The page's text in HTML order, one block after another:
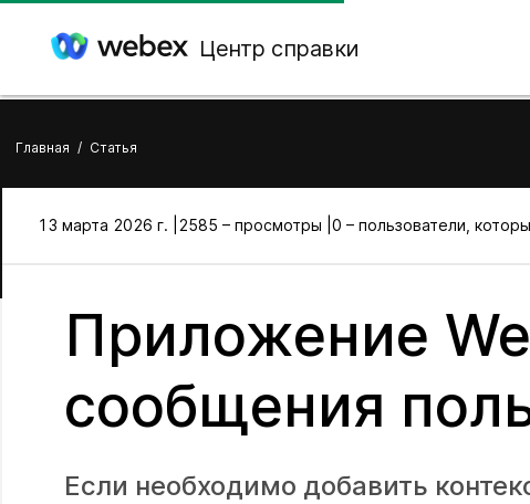
Центр справки
Главная / Статья
13 марта 2026 г. | 2585 – просмотры | 0 – пользователи,
Приложение
сообщения
Если необходимо добавить